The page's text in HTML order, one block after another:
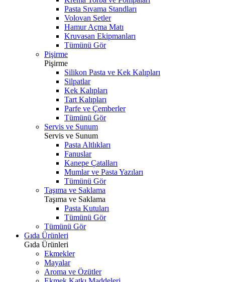
Pasta Sıvama Standları
Volovan Setler
Hamur Açma Matı
Kruvasan Ekipmanları
Tümünü Gör
Pişirme
Pişirme
Silikon Pasta ve Kek Kalıpları
Silpatlar
Kek Kalıpları
Tart Kalıpları
Parfe ve Çemberler
Tümünü Gör
Servis ve Sunum
Servis ve Sunum
Pasta Altlıkları
Fanuslar
Kanepe Çatalları
Mumlar ve Pasta Yazıları
Tümünü Gör
Taşıma ve Saklama
Taşıma ve Saklama
Pasta Kutuları
Tümünü Gör
Tümünü Gör
Gıda Ürünleri
Gıda Ürünleri
Ekmekler
Mayalar
Aroma ve Özütler